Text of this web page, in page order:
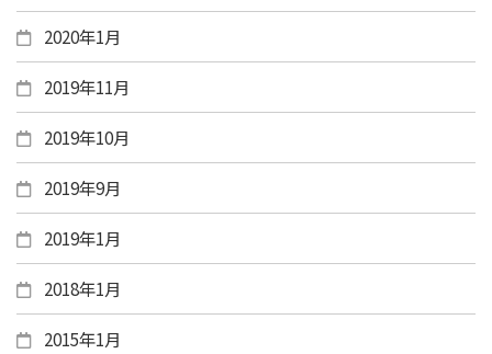
2020年1月
2019年11月
2019年10月
2019年9月
2019年1月
2018年1月
2015年1月